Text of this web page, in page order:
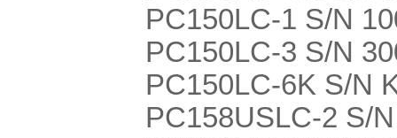
PC150LC-1 S/N
PC150LC-3 S/N
PC150LC-6K S/N
PC158USLC-2 S/